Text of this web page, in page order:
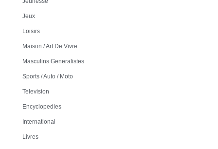
Jeux
Loisirs
Maison / Art De Vivre
Masculins Generalistes
Sports / Auto / Moto
Television
Encyclopedies
International
Livres